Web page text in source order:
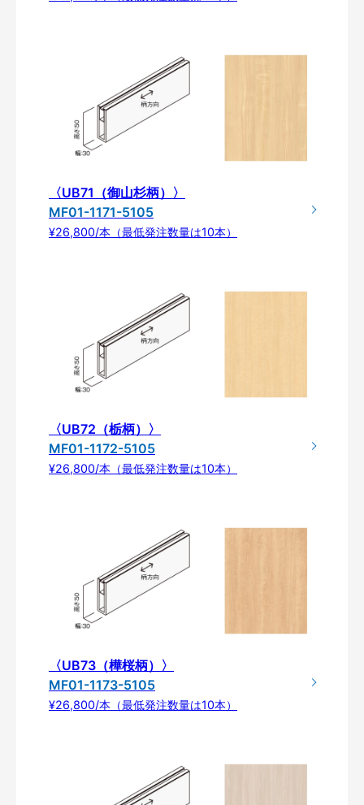
〈UB71（御山杉柄）〉
MF01-1171-5105
¥26,800/本（最低発注数量は10本）
〈UB72（栃柄）〉
MF01-1172-5105
¥26,800/本（最低発注数量は10本）
〈UB73（樺桜柄）〉
MF01-1173-5105
¥26,800/本（最低発注数量は10本）